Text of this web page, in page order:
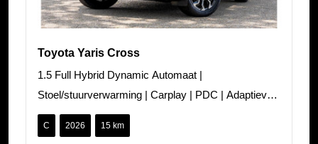
Toyota Yaris Cross
1.5 Full Hybrid Dynamic Automaat |
Stoel/stuurverwarming | Carplay | PDC | Adaptieve
cruisecontrol
C 2026 15 km